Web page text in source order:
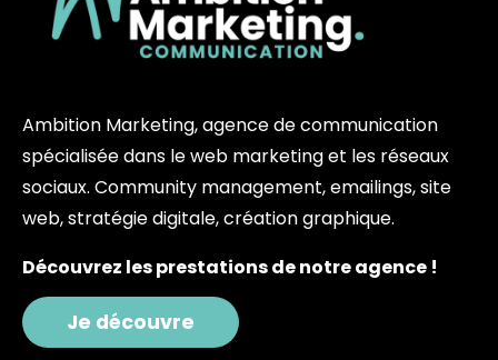
Ambition Marketing, agence de communication
spécialisée dans le web marketing et les réseaux
sociaux. Community management, emailings, site
web, stratégie digitale, création graphique.
Découvrez les prestations de notre agence !
Je découvre